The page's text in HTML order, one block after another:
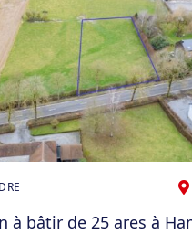
à bâtir de 25 ares à